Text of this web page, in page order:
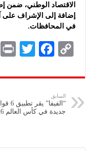
الاقتصاد الوطني، ضمن
إضافة إلى الإشراف على
في المحافظات.
C
p
y
Li
F
eb
k
T
tt
السابق
جديدة في كأس العالم 2026